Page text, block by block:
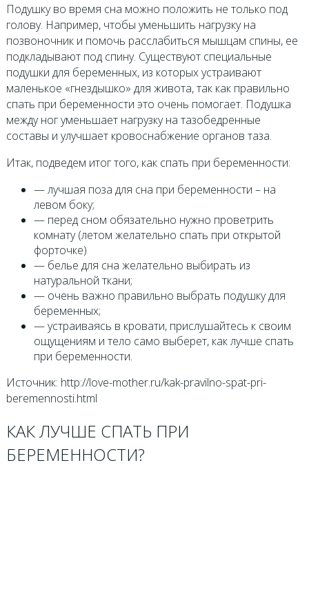
Подушку во время сна можно положить не только под
голову. Например, чтобы уменьшить нагрузку на
позвоночник и помочь расслабиться мышцам спины, ее
подкладывают под спину. Существуют специальные
подушки для беременных, из которых устраивают
маленькое «гнездышко» для живота, так как правильно
спать при беременности это очень помогает. Подушка
между ног уменьшает нагрузку на тазобедренные
составы и улучшает кровоснабжение органов таза.
Итак, подведем итог того, как спать при беременности:
— лучшая поза для сна при беременности – на
левом боку;
— перед сном обязательно нужно проветрить
комнату (летом желательно спать при открытой
форточке)
— белье для сна желательно выбирать из
натуральной ткани;
— очень важно правильно выбрать подушку для
беременных;
— устраиваясь в кровати, прислушайтесь к своим
ощущениям и тело само выберет, как лучше спать
при беременности.
Источник: http://love-mother.ru/kak-pravilno-spat-pri-
beremennosti.html
КАК ЛУЧШЕ СПАТЬ ПРИ
БЕРЕМЕННОСТИ?